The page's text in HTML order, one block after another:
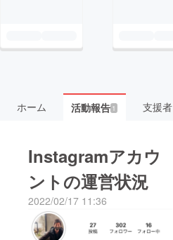
ホーム 活動報告1 支援者
Instagramアカウ
ントの運営状況
2022/02/17 11:36